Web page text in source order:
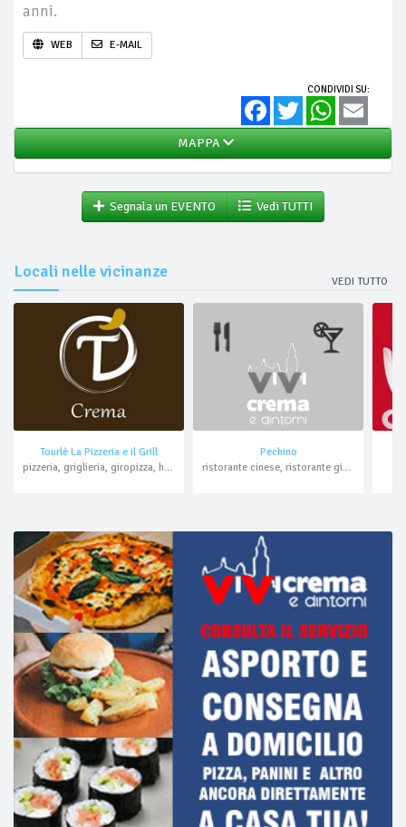
anni.
WEB E-MAIL
CONDIVIDI SU:
FacebookTwitter WhatsApp
MAPPA
Segnala un EVENTO Vedi TUTTI
Locali nelle vicinanze
VEDI TUTTO
Tourlè La Pizzeria e il Grill
pizzeria, griglieria, giropizza, hamburger, pranzo di lavoro, asporto, domicilio
Pechino
ristorante cinese, ristorante giapponese, all you can eat